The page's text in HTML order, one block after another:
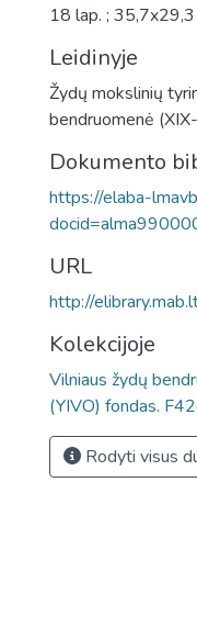
18 lap. ; 35,7x29,3
Leidinyje
Žydų mokslinių
bendruomenė
Dokumento
https://elaba-
URL
http://
Kolekcijoje
Vilniaus žydų
(YIVO) fondas.
Rodyti visus